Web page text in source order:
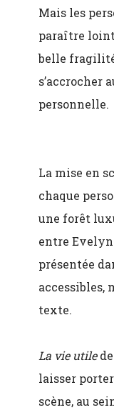
Mais les
paraître
belle
s’accrocher
personnelle.
La mise en
chaque
une forêt
entre
présentée
accessibles,
texte.
La vie utile
laisser
scène, au